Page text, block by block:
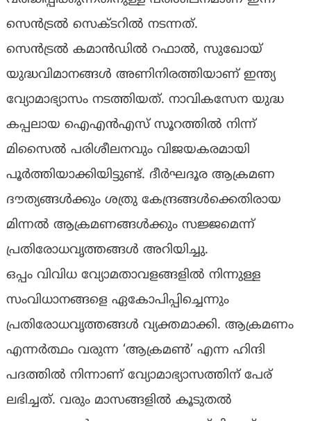
സെൻട്രൽ സെക്ടറിൽ നടന്നത്.
സെന്‍ട്രൽ കമാന്‍ഡിൽ റഫാൽ, സുഖോയ്
യുദ്ധവിമാനങ്ങള്‍ അണിനിരത്തിയാണ് ഇന്ത്യ
വ്യോമാഭ്യാസം നടത്തിയത്. നാവികസേന യുദ്ധ
കപ്പലായ ഐഎൻഎസ് സൂറത്തിൽ നിന്ന്
മിസൈൽ പരിശീലനവും വിജയകരമായി
പൂർത്തിയാക്കിയിട്ടുണ്ട്. ദീർഘദൂര ആക്രമണ
ദൗത്യങ്ങൾക്കും ശത്രു കേന്ദ്രങ്ങൾക്കെതിരായ
മിന്നൽ ആക്രമണങ്ങൾക്കും സജ്ജമെന്ന്
പ്രതിരോധവൃത്തങ്ങൾ അറിയിച്ചു.
ഒപ്പം വിവിധ വ്യോമതാവളങ്ങളില്‍ നിന്നുള്ള
സംവിധാനങ്ങളെ ഏകോപിപ്പിച്ചെന്നും
പ്രതിരോധവൃത്തങ്ങള്‍ വ്യക്തമാക്കി. ആക്രമണം
എന്നർത്ഥം വരുന്ന ‘ആക്രമൺ’ എന്ന ഹിന്ദി
പദത്തിൽ നിന്നാണ് വ്യോമാഭ്യാസത്തിന് പേര്
ലഭിച്ചത്. വരും മാസങ്ങളിൽ കൂടുതൽ